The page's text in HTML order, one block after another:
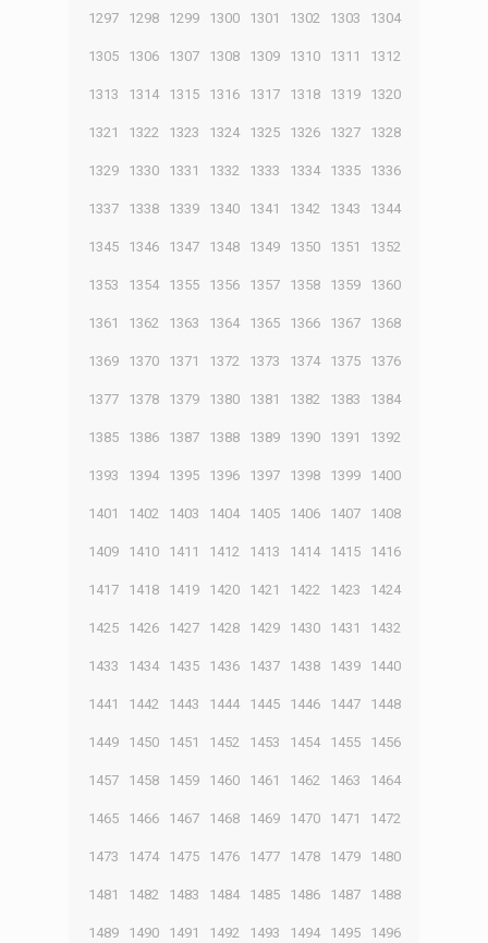
1297 1298 1299 1300 1301 1302 1303 1304
1305 1306 1307 1308 1309 1310 1311 1312
1313 1314 1315 1316 1317 1318 1319 1320
1321 1322 1323 1324 1325 1326 1327 1328
1329 1330 1331 1332 1333 1334 1335 1336
1337 1338 1339 1340 1341 1342 1343 1344
1345 1346 1347 1348 1349 1350 1351 1352
1353 1354 1355 1356 1357 1358 1359 1360
1361 1362 1363 1364 1365 1366 1367 1368
1369 1370 1371 1372 1373 1374 1375 1376
1377 1378 1379 1380 1381 1382 1383 1384
1385 1386 1387 1388 1389 1390 1391 1392
1393 1394 1395 1396 1397 1398 1399 1400
1401 1402 1403 1404 1405 1406 1407 1408
1409 1410 1411 1412 1413 1414 1415 1416
1417 1418 1419 1420 1421 1422 1423 1424
1425 1426 1427 1428 1429 1430 1431 1432
1433 1434 1435 1436 1437 1438 1439 1440
1441 1442 1443 1444 1445 1446 1447 1448
1449 1450 1451 1452 1453 1454 1455 1456
1457 1458 1459 1460 1461 1462 1463 1464
1465 1466 1467 1468 1469 1470 1471 1472
1473 1474 1475 1476 1477 1478 1479 1480
1481 1482 1483 1484 1485 1486 1487 1488
1489 1490 1491 1492 1493 1494 1495 1496